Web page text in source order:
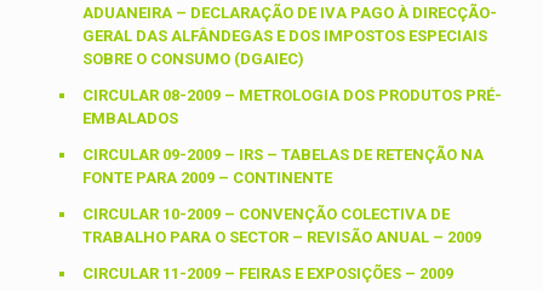
ADUANEIRA – DECLARAÇÃO DE IVA PAGO À DIRECÇÃO-
GERAL DAS ALFÂNDEGAS E DOS IMPOSTOS ESPECIAIS
SOBRE O CONSUMO (DGAIEC)
CIRCULAR 08-2009 – METROLOGIA DOS PRODUTOS PRÉ-
EMBALADOS
CIRCULAR 09-2009 – IRS – TABELAS DE RETENÇÃO NA
FONTE PARA 2009 – CONTINENTE
CIRCULAR 10-2009 – CONVENÇÃO COLECTIVA DE
TRABALHO PARA O SECTOR – REVISÃO ANUAL – 2009
CIRCULAR 11-2009 – FEIRAS E EXPOSIÇÕES – 2009